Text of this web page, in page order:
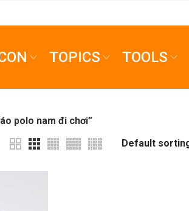
TOPICS TOOLS
polo nam đi chơi”